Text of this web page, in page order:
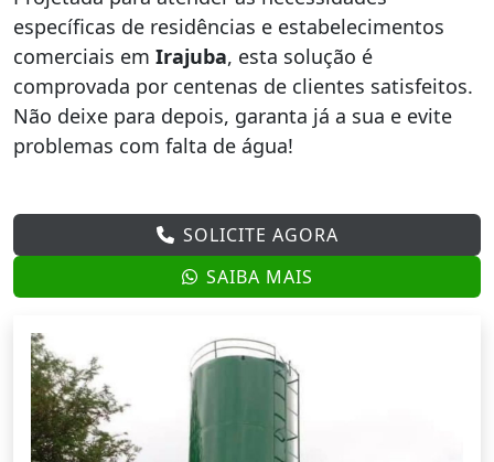
específicas de residências e estabelecimentos
comerciais em Irajuba, esta solução é
comprovada por centenas de clientes satisfeitos.
Não deixe para depois, garanta já a sua e evite
problemas com falta de água!
SOLICITE AGORA
SAIBA MAIS